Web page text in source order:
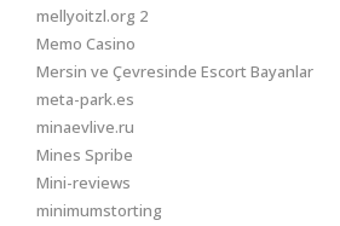
mellyoitzl.org 2
Memo Casino
Mersin ve Çevresinde Escort Bayanlar
meta-park.es
minaevlive.ru
Mines Spribe
Mini-reviews
minimumstorting